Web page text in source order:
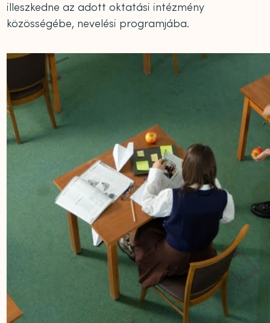
illeszkedne az adott oktatási intézmény
közösségébe, nevelési programjába.